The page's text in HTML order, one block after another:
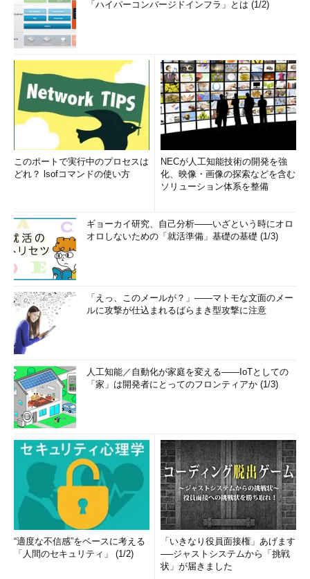
「ハイパーコンバージドインフラ」とは (1/2)
このポートで実行中のプロセスは
どれ？ lsofコマンドの使い方
NECが人工知能技術の開発を強
化、映像・画像の探索などを含む
ソリューション体系を整備
ギョーカイ研究、自己分析――いざという時にオロ
オロしないための「就活準備」基礎の基礎 (1/3)
「えっ、このメールが？」――マトモな文面のメー
ルに攻撃が仕込まれるばらまき型攻撃に注意
人工知能／自動化が家庭を変える――IoTとしての
「家」は開発者にとってのフロンティアか (1/3)
“適度な不信感”をベースに考える
「人間のセキュリティ」 (1/2)
「いきなり役員面接権」あげます
──ジャストシステムから「挑戦
状」が届きました